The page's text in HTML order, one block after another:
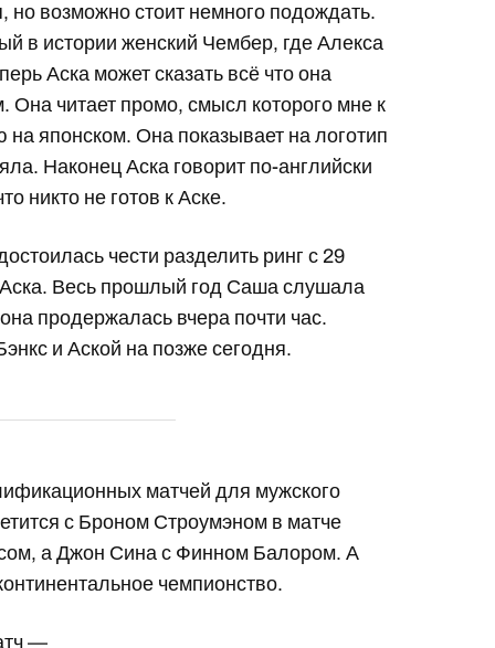
но возможно стоит немного подождать.
в истории женский Чембер, где Алекса
Аска может сказать всё что она
Она читает промо, смысл которого мне к
японском. Она показывает на логотип
Наконец Аска говорит по-английски
никто не готов к Аске.
чести разделить ринг с 29
Весь прошлый год Саша слушала
продержалась вчера почти час.
и Аской на позже сегодня.
матчей для мужского
с Броном Строумэном в матче
а Джон Сина с Финном Балором. А
чемпионство.
—